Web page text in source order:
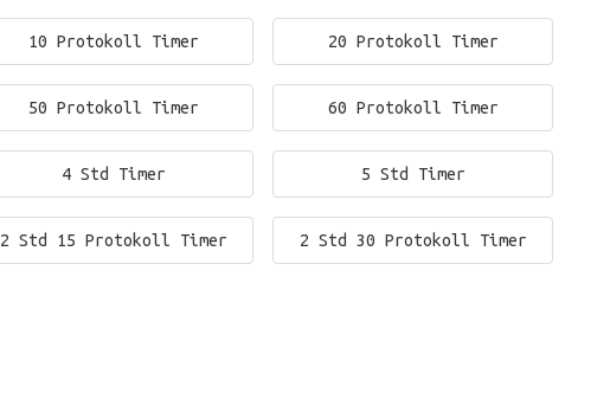
10 Protokoll Timer 20 Protokoll Timer
50 Protokoll Timer 60 Protokoll Timer
4 Std Timer 5 Std Timer
2 Std 15 Protokoll Timer 2 Std 30 Protokoll Timer